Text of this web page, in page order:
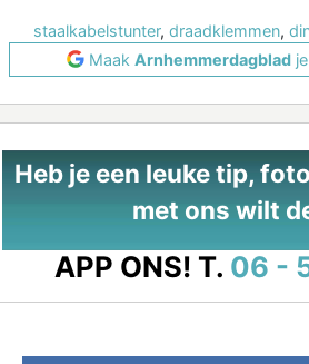
staalkabelstunter, draadklemmen,
Maak Arnhemmerdagblad
Heb je een leuke tip,
met ons wilt
APP ONS! T. 06 -